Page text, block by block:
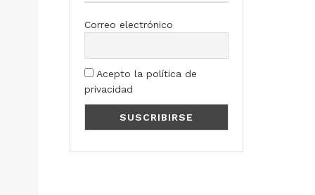
Correo electrónico
Acepto la política de
privacidad